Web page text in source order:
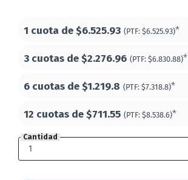
1 cuota de$6.525.93 (PTF: $6.525.93)*
3 cuotas de$2.276.96 (PTF: $6.830.88)*
6 cuotas de$1.219.8 (PTF: $7.318.8)*
12 cuotas de$711.55 (PTF: $8.538.6)*
Cantidad